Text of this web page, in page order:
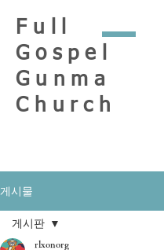
Full
Gospel
Gunma
Church
게시물
게시판
rlxonorg